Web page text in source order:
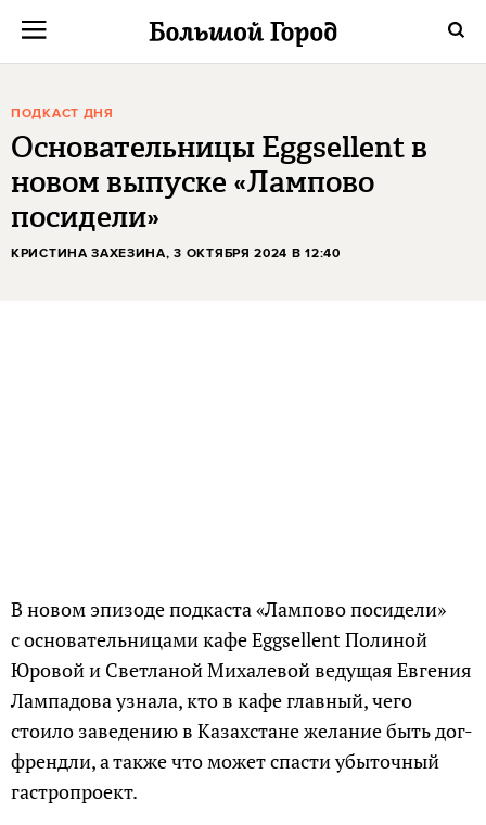
ПОДКАСТ ДНЯ
Основательницы Eggsellent в
новом выпуске «Лампово
посидели»
КРИСТИНА ЗАХЕЗИНА, 3 ОКТЯБРЯ 2024 В 12:40
В новом эпизоде подкаста «Лампово посидели»
с основательницами кафе Eggsellent Полиной
Юровой и Светланой Михалевой ведущая Евгения
Лампадова узнала, кто в кафе главный, чего
стоило заведению в Казахстане желание быть дог-
френдли, а также что может спасти убыточный
гастропроект.